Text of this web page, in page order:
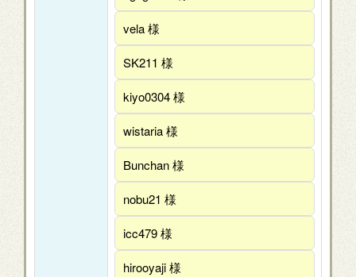
vela 様
SK211 様
kiyo0304 様
wistaria 様
Bunchan 様
nobu21 様
icc479 様
hirooyaji 様